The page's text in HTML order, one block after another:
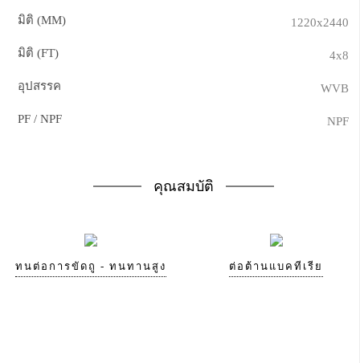
มิติ (MM) 1220x2440
มิติ (FT) 4x8
อุปสรรค WVB
PF / NPF NPF
คุณสมบัติ
ทนต่อการขัดถู - ทนทานสูง ต่อต้านแบคทีเรีย